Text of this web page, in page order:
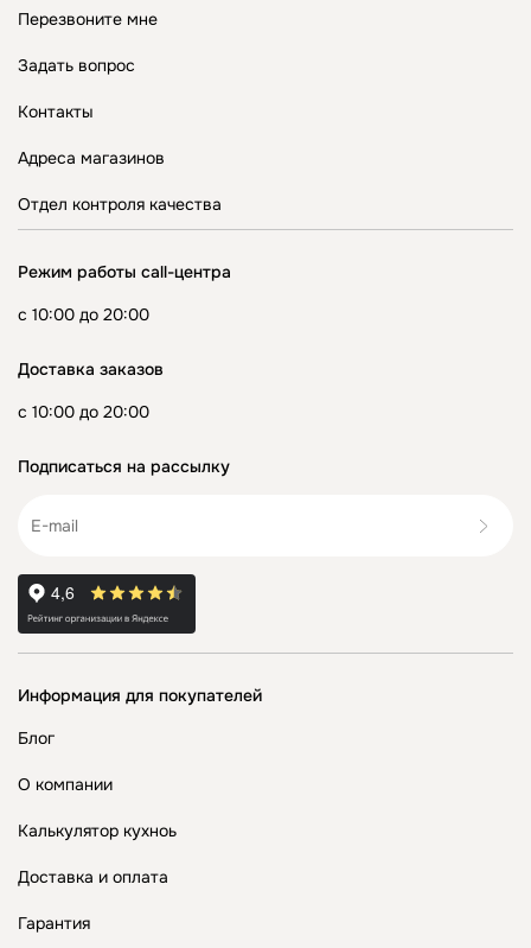
Перезвоните мне
Задать вопрос
Контакты
Адреса магазинов
Отдел контроля качества
Режим работы call-центра
с 10:00 до 20:00
Доставка заказов
с 10:00 до 20:00
Подписаться на рассылку
Информация для покупателей
Блог
О компании
Калькулятор кухноь
Доставка и оплата
Гарантия